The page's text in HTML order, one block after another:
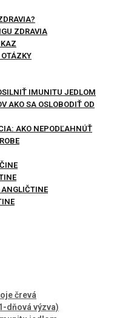
ZDRAVIA
IMUNITU JEDLOM
AKO SA OSLOBODIŤ OD
AKO NEPODĽAHNÚŤ
ANGLIČTINE
črevá
dňová výzva)